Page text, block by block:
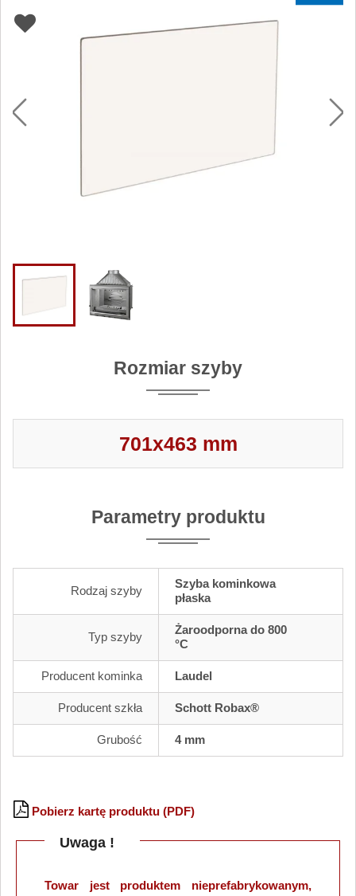
Rozmiar szyby
701x463 mm
Parametry produktu
Rodzaj szyby
Szyba kominkowa
płaska
Typ szyby
Żaroodporna do 800
°C
Producent kominka Laudel
Producent szkła Schott Robax®
Grubość 4 mm
Pobierz kartę produktu (PDF)
Uwaga !
Towar jest produktem nieprefabrykowanym,